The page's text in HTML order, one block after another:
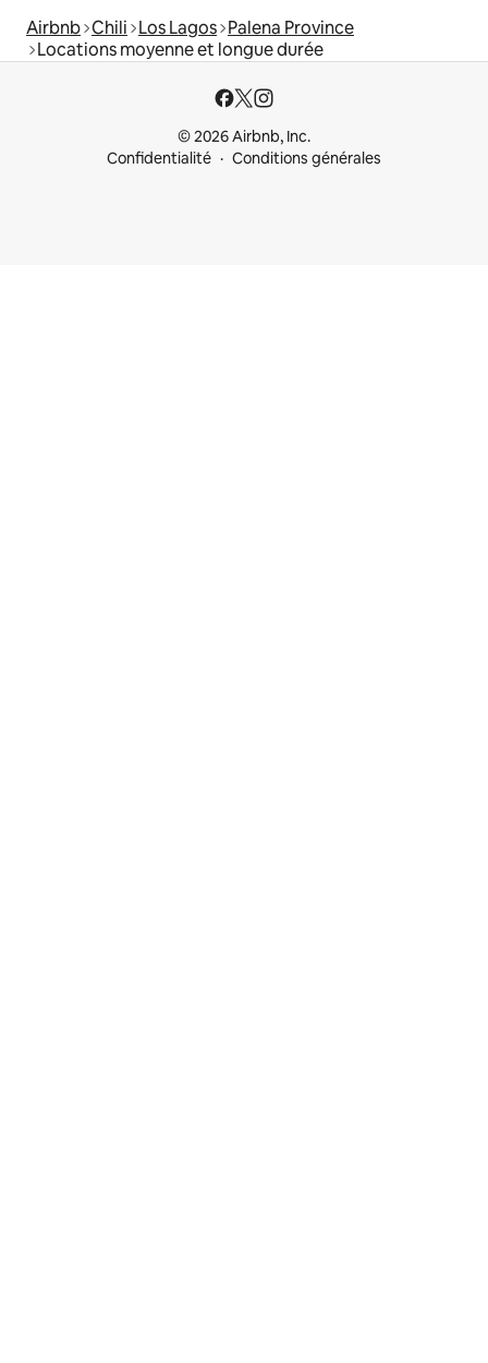
Airbnb Chili Los Lagos Palena Province
Locations moyenne et longue durée
© 2026 Airbnb, Inc.
Confidentialité
Conditions générales